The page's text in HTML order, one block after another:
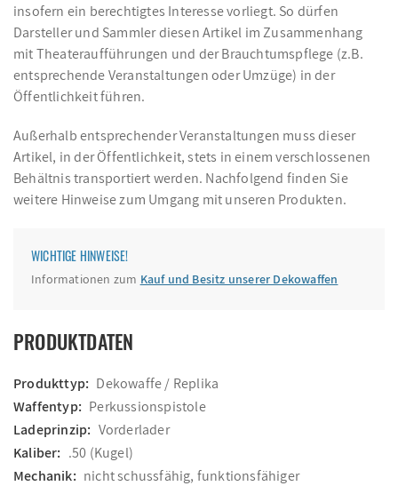
insofern ein berechtigtes Interesse vorliegt. So dürfen
Darsteller und Sammler diesen Artikel im Zusammenhang
mit Theateraufführungen und der Brauchtumspflege (z.B.
entsprechende Veranstaltungen oder Umzüge) in der
Öffentlichkeit führen.
Außerhalb entsprechender Veranstaltungen muss dieser
Artikel, in der Öffentlichkeit, stets in einem verschlossenen
Behältnis transportiert werden. Nachfolgend finden Sie
weitere Hinweise zum Umgang mit unseren Produkten.
WICHTIGE HINWEISE!
Informationen zum Kauf und Besitz unserer Dekowaffen
PRODUKTDATEN
Produkttyp: Dekowaffe / Replika
Waffentyp: Perkussionspistole
Ladeprinzip: Vorderlader
Kaliber: .50 (Kugel)
Mechanik: nicht schussfähig, funktionsfähiger